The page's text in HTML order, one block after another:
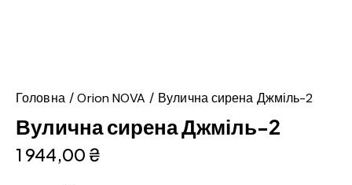
Головна Orion NOVA Вулична сирена Джміль-2
Вулична сирена Джміль-2
1 944,00 ₴